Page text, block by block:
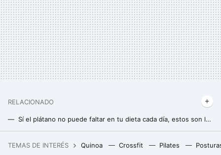
RELACIONADO
Sí el plátano no puede faltar en tu dieta cada día, estos son los efectos sobre tu cuerpo y tu salud
Un joven de 19 años hackeó el iPhone, fue contratado por Apple y terminó despedido por no contestar a un correo
TEMAS DE INTERÉS Quinoa Crossfit Pilates